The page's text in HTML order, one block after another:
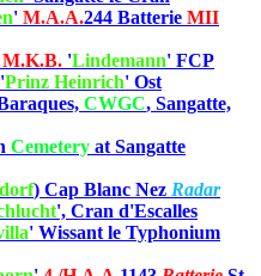
' M.A.A.244 Batterie MII
M.K.B. 'Lindemann' FCP
'Prinz Heinrich' Ost
CWGC, Sangatte,
Cemetery at Sangatte
) Cap Blanc Nez Radar
', Cran d'Escalles
' Wissant le Typhonium